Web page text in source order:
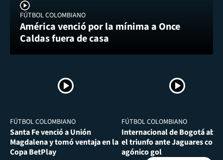
FÚTBOL COLOMBIANO
América venció por la mínima a Once
Caldas fuera de casa
FÚTBOL COLOMBIANO
Santa Fe venció a Unión
Magdalena y tomó ventaja en la
Copa BetPlay
FÚTBOL COLOMBIANO
Internacional de Bogotá
el triunfo ante Jaguares con
agónico gol